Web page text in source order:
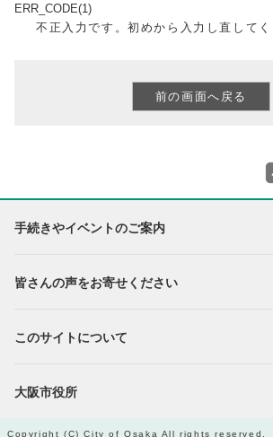
ERR_CODE(1)
不正入力です。初めから入力し直してく
手続きやイベントのご案内
皆さんの声をお寄せください
このサイトについて
大阪市役所
Copyright (C) City of Osaka All rights reserved.